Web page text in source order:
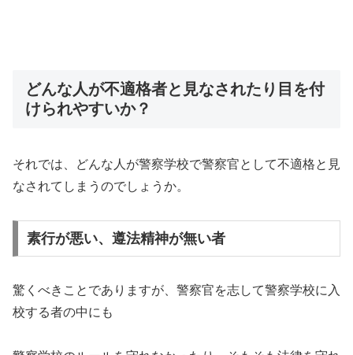
どんな人が不適格者と見なされたり目を付
けられやすいか？
それでは、どんな人が警察学校で警察官として不適格と見
なされてしまうのでしょうか。
素行が悪い、遵法精神が無い者
驚くべきことでありますが、警察官を志して警察学校に入
校する者の中にも